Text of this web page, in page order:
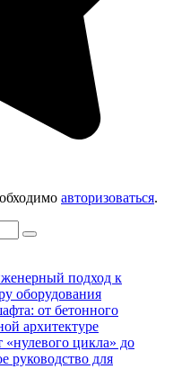
авторизоваться.
подход к
оборудования
от бетонного
архитектуре
цикла» до
для